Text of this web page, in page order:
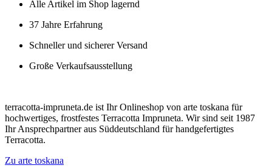
Alle Artikel im Shop lagernd
37 Jahre Erfahrung
Schneller und sicherer Versand
Große Verkaufsausstellung
terracotta-impruneta.de ist Ihr Onlineshop von arte toskana für
hochwertiges, frostfestes Terracotta Impruneta. Wir sind seit 1987
Ihr Ansprechpartner aus Süddeutschland für handgefertigtes
Terracotta.
Zu arte toskana